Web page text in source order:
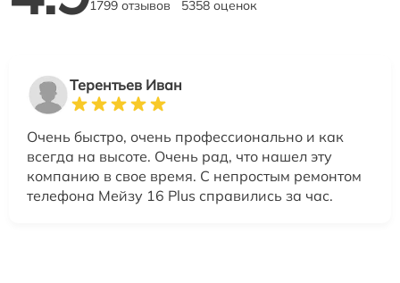
1799 отзывов 5358 оценок
Терентьев Иван
Очень быстро, очень профессионально и как
всегда на высоте. Очень рад, что нашел эту
компанию в свое время. С непростым ремонтом
телефона Мейзу 16 Plus справились за час.